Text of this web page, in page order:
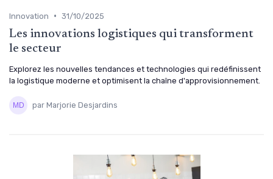
Innovation • 31/10/2025
Les innovations logistiques qui transforment
le secteur
Explorez les nouvelles tendances et technologies qui redéfinissent
la logistique moderne et optimisent la chaîne d'approvisionnement.
par Marjorie Desjardins